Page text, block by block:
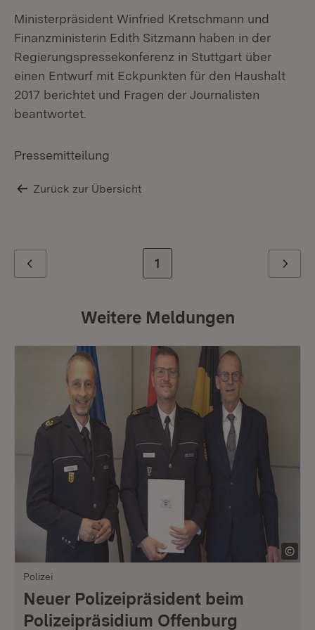
Ministerpräsident Winfried Kretschmann und
Finanzministerin Edith Sitzmann haben in der
Regierungspressekonferenz in Stuttgart über
einen Entwurf mit Eckpunkten für den Haushalt
2017 berichtet und Fragen der Journalisten
beantwortet.
Pressemitteilung
Zurück zur Übersicht
Zur letzten Seite
1 Weiter
Weitere Meldungen
Polizei
Neuer Polizeipräsident beim
Polizeipräsidium Offenburg